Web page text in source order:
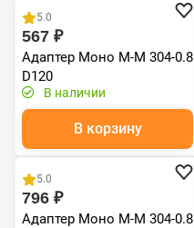
5.0
567 ₽
Адаптер Моно М-М 304-0.8
D120
В наличии
В корзину
Хит продаж
5.0
796 ₽
Адаптер Моно М-М 304-0.8